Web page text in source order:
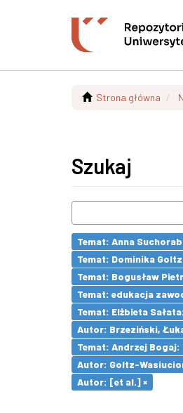
Strona główna
Szukaj
Temat: Anna
Temat: Dominika
Temat: Bogusław
Temat: edukacja
Temat: Elżbieta
Autor: Brzeziński,
Temat: Andrzej
Autor: Goltz-
Autor: [et al.] ×